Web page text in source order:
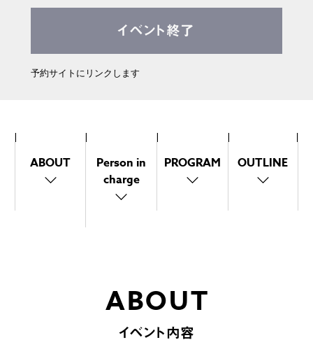
イベント終了
予約サイトにリンクします
ABOUT
Person in
charge
PROGRAM OUTLINE
ABOUT
イベント内容